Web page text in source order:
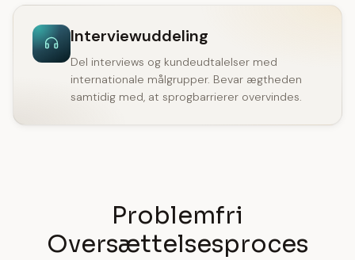
Interviewuddeling
Del interviews og kundeudtalelser med
internationale målgrupper. Bevar ægtheden
samtidig med, at sprogbarrierer overvindes.
Problemfri
Oversættelsesproces